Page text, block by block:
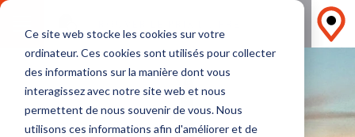
Ce site web stocke les cookies sur votre
ordinateur. Ces cookies sont utilisés pour collecter
des informations sur la manière dont vous
interagissez avec notre site web et nous
permettent de nous souvenir de vous. Nous
utilisons ces informations afin d'améliorer et de